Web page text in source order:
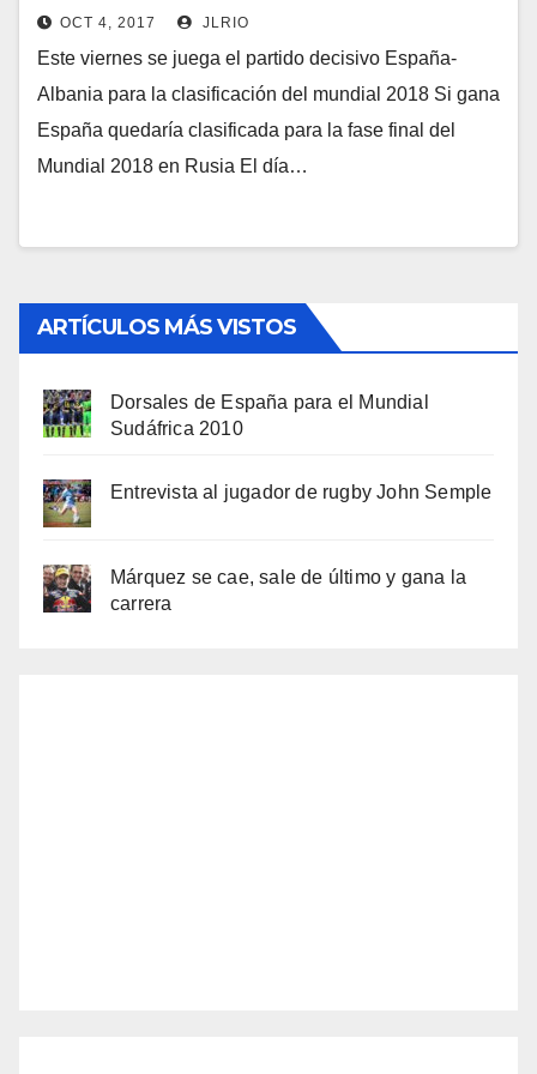
OCT 4, 2017 JLRIO
Este viernes se juega el partido decisivo España-
Albania para la clasificación del mundial 2018 Si gana
España quedaría clasificada para la fase final del
Mundial 2018 en Rusia El día…
ARTÍCULOS MÁS VISTOS
Dorsales de España para el Mundial
Sudáfrica 2010
Entrevista al jugador de rugby John Semple
Márquez se cae, sale de último y gana la
carrera